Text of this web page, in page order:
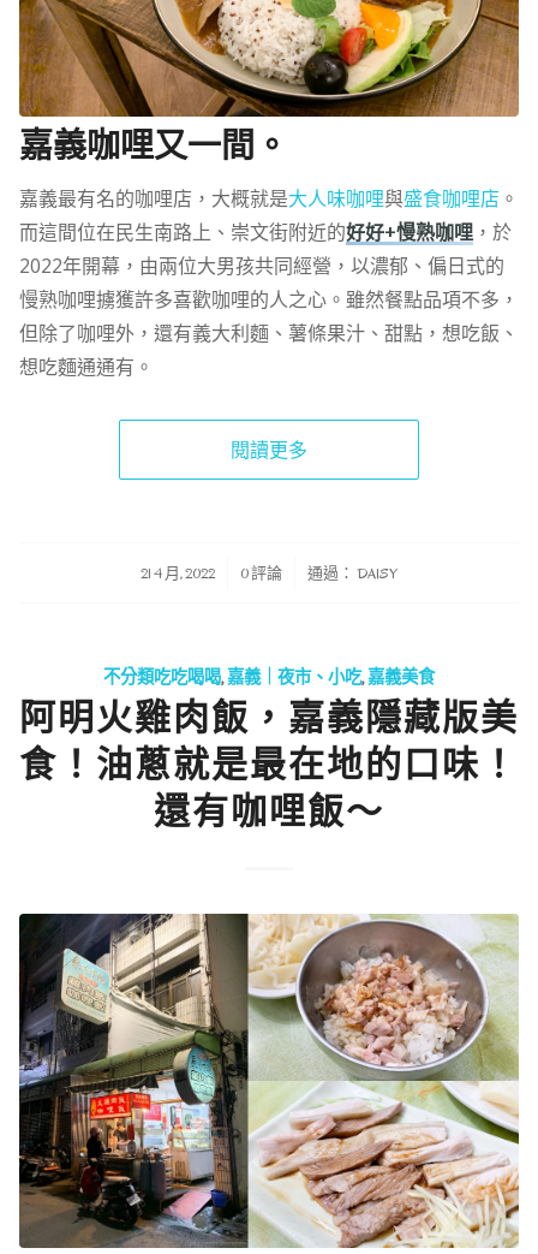
嘉義咖哩又一間。
嘉義最有名的咖哩店，大概就是大人味咖哩與盛食咖哩店。
而這間位在民生南路上、崇文街附近的好好+慢熟咖哩，於
2022年開幕，由兩位大男孩共同經營，以濃郁、偏日式的
慢熟咖哩擄獲許多喜歡咖哩的人之心。雖然餐點品項不多，
但除了咖哩外，還有義大利麵、薯條果汁、甜點，想吃飯、
想吃麵通通有。
閱讀更多
21 4 月, 2022
/ 0 評論 通過： DAISY
不分類吃吃喝喝,嘉義｜夜市、小吃,嘉義美食
阿明火雞肉飯，嘉義隱藏版美
食！油蔥就是最在地的口味！
還有咖哩飯～